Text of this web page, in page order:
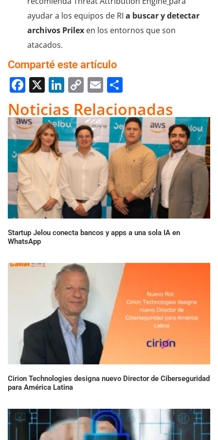
ayudar a los equipos de RI a buscar y detectar
archivos Prilex en los entornos que son
atacados.
Comparté este artículo
Facebook
X LinkedIn
Copy
Link
Email
Noticias Relacionadas
Startup Jelou conecta bancos y apps a una sola IA en
WhatsApp
Cirion Technologies designa nuevo Director de Ciberseguridad
para América Latina